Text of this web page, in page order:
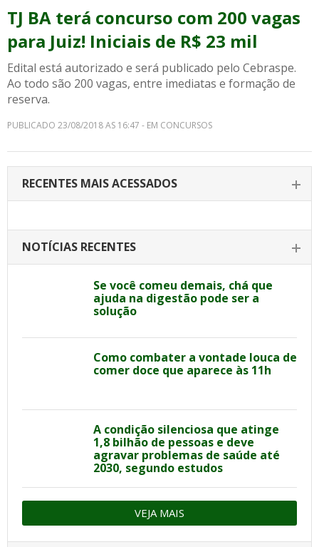
TJ BA terá concurso com 200 vagas
para Juiz! Iniciais de R$ 23 mil
Edital está autorizado e será publicado pelo Cebraspe.
Ao todo são 200 vagas, entre imediatas e formação de
reserva.
PUBLICADO 23/08/2018 AS 16:47 - EM CONCURSOS
RECENTES MAIS ACESSADOS
NOTÍCIAS RECENTES
Se você comeu demais, chá que
ajuda na digestão pode ser a
solução
Como combater a vontade louca de
comer doce que aparece às 11h
A condição silenciosa que atinge
1,8 bilhão de pessoas e deve
agravar problemas de saúde até
2030, segundo estudos
VEJA MAIS